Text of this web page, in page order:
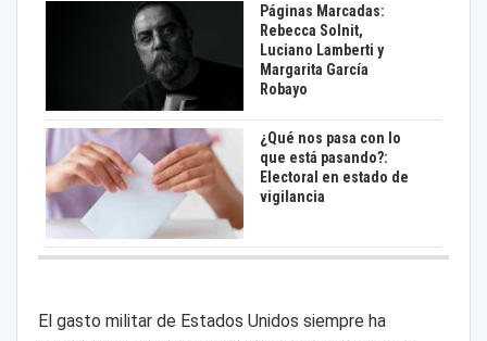
Páginas Marcadas:
Rebecca Solnit,
Luciano Lamberti y
Margarita García
Robayo
¿Qué nos pasa con lo
que está pasando?:
Electoral en estado de
vigilancia
El gasto militar de Estados Unidos siempre ha